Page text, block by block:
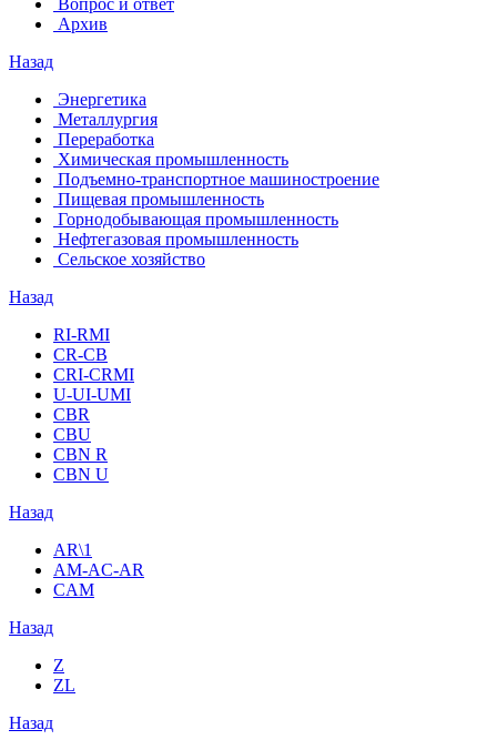
Вопрос и ответ
Архив
Назад
Энергетика
Металлургия
Переработка
Химическая промышленность
Подъемно-транспортное машиностроение
Пищевая промышленность
Горнодобывающая промышленность
Нефтегазовая промышленность
Сельское хозяйство
Назад
RI-RMI
CR-CB
СRI-СRMI
U-UI-UMI
CBR
CBU
CBN R
CBN U
Назад
AR\1
AM-AC-AR
CAM
Назад
Z
ZL
Назад